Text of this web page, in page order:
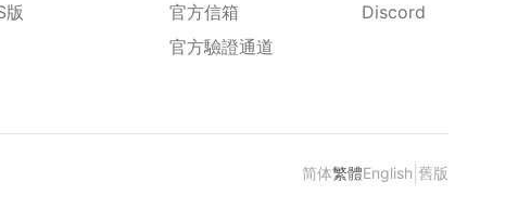
版
官方信箱
官方驗證通道
Discord
简体繁體English 舊版